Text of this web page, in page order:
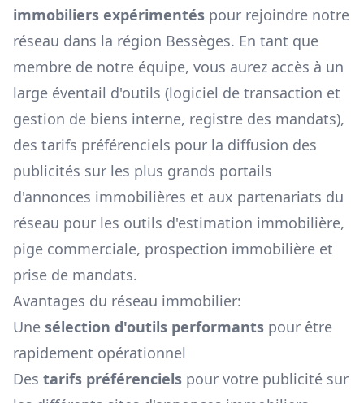
immobiliers expérimentés pour rejoindre notre
réseau dans la région Bessèges. En tant que
membre de notre équipe, vous aurez accès à un
large éventail d'outils (logiciel de transaction et
gestion de biens interne, registre des mandats),
des tarifs préférenciels pour la diffusion des
publicités sur les plus grands portails
d'annonces immobilières et aux partenariats du
réseau pour les outils d'estimation immobilière,
pige commerciale, prospection immobilière et
prise de mandats.
Avantages du réseau immobilier:
Une sélection d'outils performants pour être
rapidement opérationnel
Des tarifs préférenciels pour votre publicité sur